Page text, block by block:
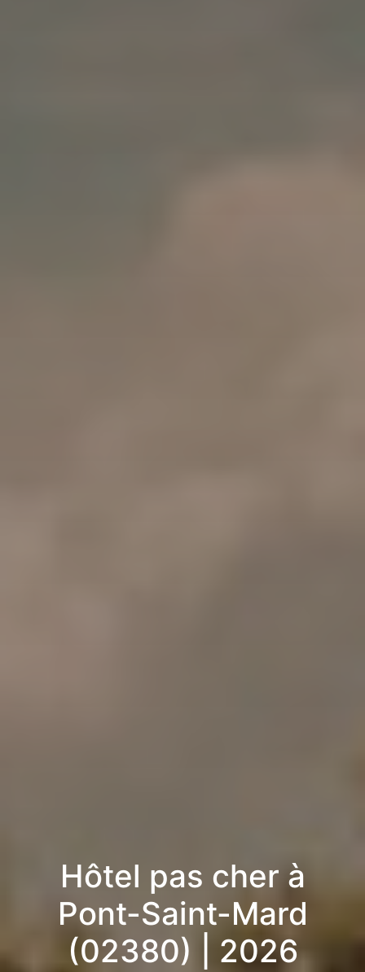
Hôtel pas cher à
Pont-Saint-Mard
(02380) | 2026